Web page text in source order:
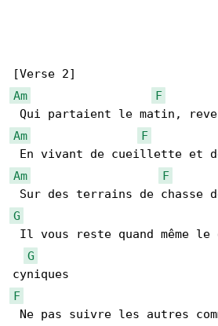
Am
F
Am
F
Am
F
G
Il vous reste quand même
G
F